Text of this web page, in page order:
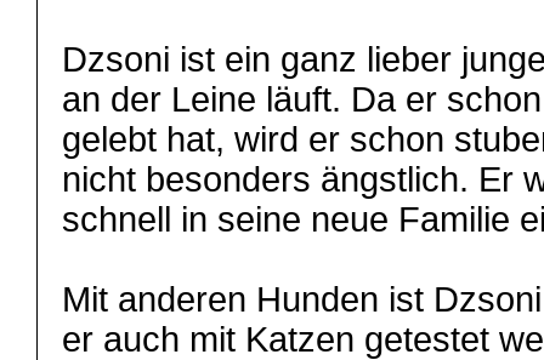
Dzsoni ist ein ganz lieber
an der Leine läuft. Da er
gelebt hat, wird er schon
nicht besonders ängstlich. Er
schnell in seine neue Familie
Mit anderen Hunden ist
er auch mit Katzen getestet